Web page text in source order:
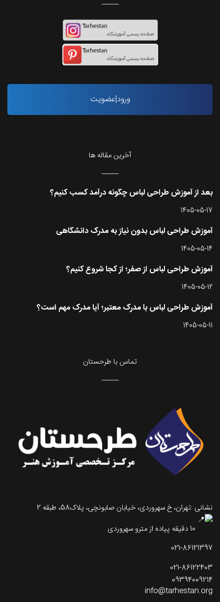
ورود|عضویت
آخرین مقاله ها
بعد از آموزش طراحی لباس چگونه درآمد کسب کنیم؟
1405-05-17
آموزش طراحی لباس بدون نیاز به مدرک دانشگاهی
1405-05-14
آموزش طراحی لباس از صفر؛ از کجا شروع کنیم؟
1405-05-12
آموزش طراحی لباس با مدرک معتبر؛ آیا مدرک مهم است؟
1405-05-11
تماس با طرحستان
نشانی :تهران، خ سهروردی، خیابان صابونچی، پلاک58، طبقه 2
021-86121397
021-86122403
09394009214
info@tarhestan.org